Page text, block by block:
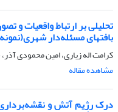
تحلیلی بر ارتباط واقعیات و
بافتهای مسئله‌دار شهری(نمونه موردی
کرامت اله زیاری، امین محمودی
مشاهده مقاله
درک رژیم آتش و